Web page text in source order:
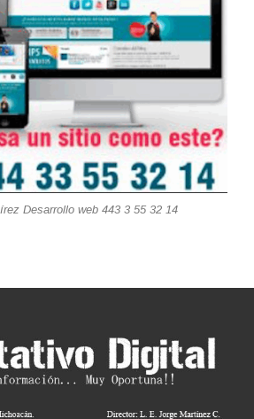
Desarrollo web 443 3 55 32 14